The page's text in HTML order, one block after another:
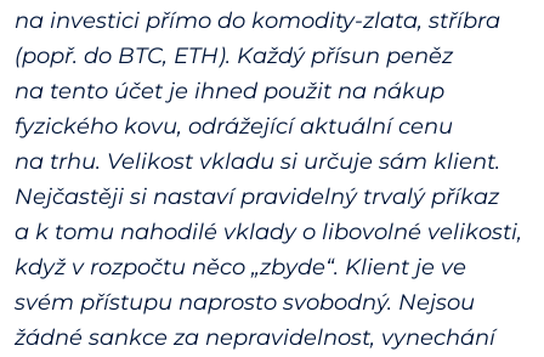
na investici přímo do komodity-zlata, stříbra
(popř. do BTC, ETH). Každý přísun peněz
na tento účet je ihned použit na nákup
fyzického kovu, odrážející aktuální cenu
na trhu. Velikost vkladu si určuje sám klient.
Nejčastěji si nastaví pravidelný trvalý příkaz
a k tomu nahodilé vklady o libovolné velikosti,
když v rozpočtu něco „zbyde“. Klient je ve
svém přístupu naprosto svobodný. Nejsou
žádné sankce za nepravidelnost, vynechání